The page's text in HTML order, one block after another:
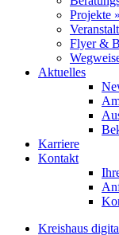
Projekte »
Flyer &
Aktuelles
Karriere
Kontakt
Kreishaus